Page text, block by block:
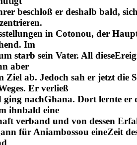
beschloß er deshalb bald,
in Cotonou, der
Im
starb sein Vater. All
aber
Ziel ab. Jedoch sah er jetzt die
Er verließ
ging nachGhana. Dort lernte
ihnbald eine
verband und von dessen
für Aniambossou eineZeit